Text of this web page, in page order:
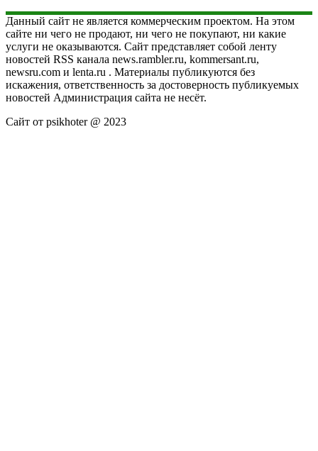
Данный сайт не является коммерческим проектом. На этом
сайте ни чего не продают, ни чего не покупают, ни какие
услуги не оказываются. Сайт представляет собой ленту
новостей RSS канала news.rambler.ru, kommersant.ru,
newsru.com и lenta.ru . Материалы публикуются без
искажения, ответственность за достоверность публикуемых
новостей Администрация сайта не несёт.
Сайт от psikhoter @ 2023